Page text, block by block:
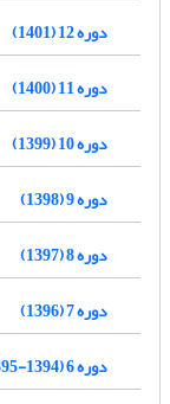
دوره 12 (1401)
دوره 11 (1400)
دوره 10 (1399)
دوره 9 (1398)
دوره 8 (1397)
دوره 7 (1396)
دوره 6 (1394-1395)